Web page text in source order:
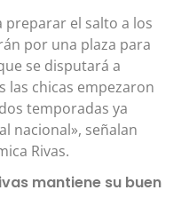
preparar el salto a los
por una plaza para
se disputará a
las chicas empezaron
temporadas ya
nacional», señalan
Rivas.
mantiene su buen